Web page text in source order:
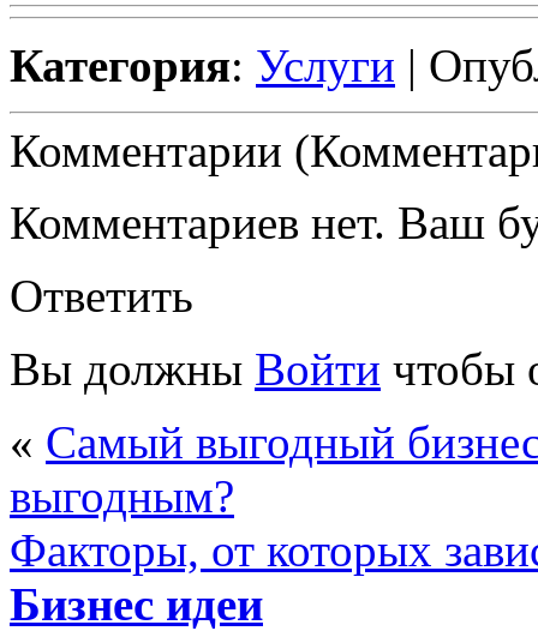
Категория: Услуги |
Комментарии
Комментариев нет. Ваш
Ответить
Вы должны Войти чтобы
« Самый выгодный
выгодным?
Факторы, от которых
Бизнес идеи